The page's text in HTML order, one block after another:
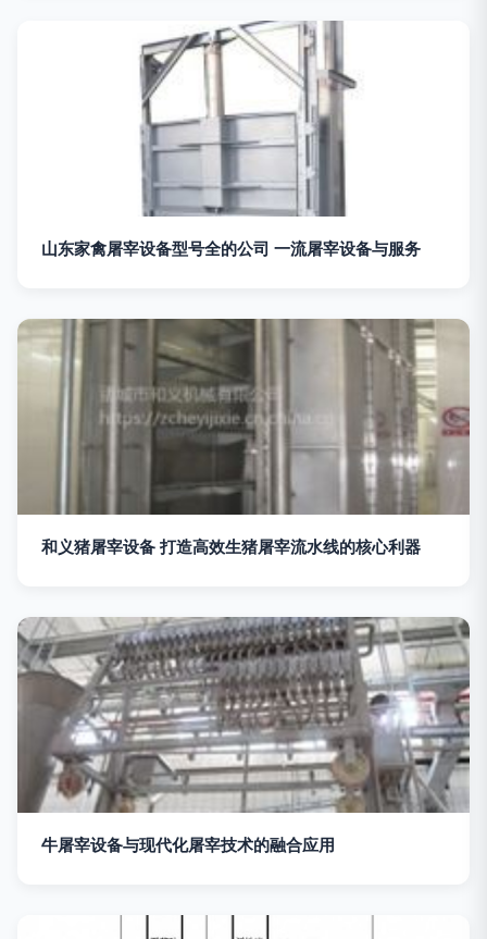
山东家禽屠宰设备型号全的公司 一流屠宰设备与服务
和义猪屠宰设备 打造高效生猪屠宰流水线的核心利器
牛屠宰设备与现代化屠宰技术的融合应用